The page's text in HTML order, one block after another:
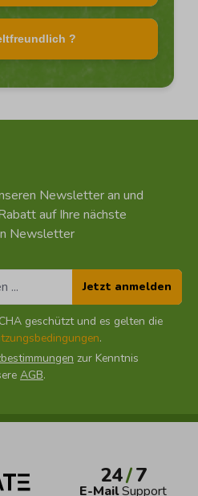
?
Newsletter an und
auf Ihre nächste
Newsletter
geschützt und es gelten die
.
zur Kenntnis
AGB.
Jetzt anmelden
24/7
E-MailSupport